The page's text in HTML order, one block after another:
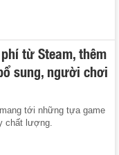
từ Steam, thêm
sung, người chơi
tới những tựa game
chất lượng.